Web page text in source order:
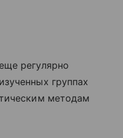
регулярно
группах
методам